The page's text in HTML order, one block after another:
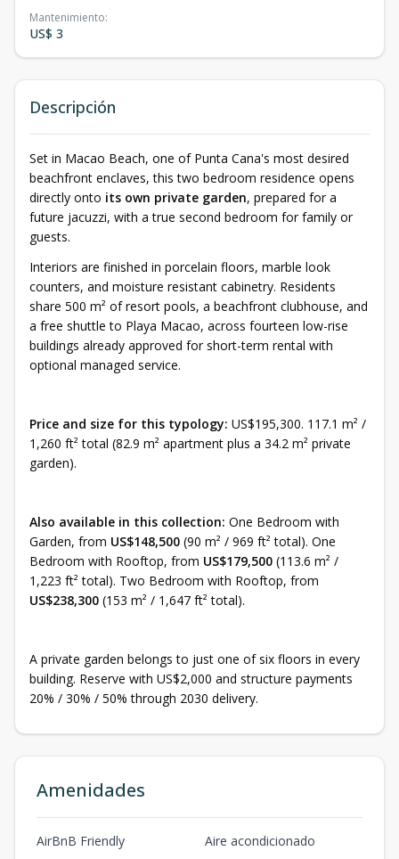
Mantenimiento:
US$ 3
Descripción
Set in Macao Beach, one of Punta Cana's most desired
beachfront enclaves, this two bedroom residence opens
directly onto its own private garden, prepared for a
future jacuzzi, with a true second bedroom for family or
guests.
Interiors are finished in porcelain floors, marble look
counters, and moisture resistant cabinetry. Residents
share 500 m² of resort pools, a beachfront clubhouse, and
a free shuttle to Playa Macao, across fourteen low-rise
buildings already approved for short-term rental with
optional managed service.
Price and size for this typology: US$195,300. 117.1 m² /
1,260 ft² total (82.9 m² apartment plus a 34.2 m² private
garden).
Also available in this collection: One Bedroom with
Garden, from US$148,500 (90 m² / 969 ft² total). One
Bedroom with Rooftop, from US$179,500 (113.6 m² /
1,223 ft² total). Two Bedroom with Rooftop, from
US$238,300 (153 m² / 1,647 ft² total).
A private garden belongs to just one of six floors in every
building. Reserve with US$2,000 and structure payments
20% / 30% / 50% through 2030 delivery.
Amenidades
AirBnB Friendly
Aire acondicionado